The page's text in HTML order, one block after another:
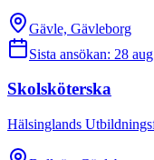
Gävle, Gävleborg
Sista ansökan: 28
Skolsköterska
Hälsinglands